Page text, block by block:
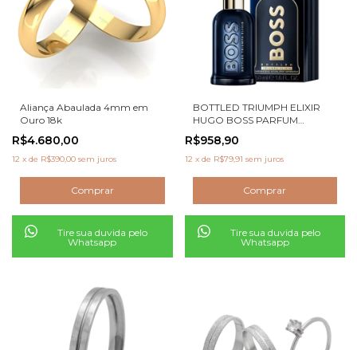
Aliança Abaulada 4mm em
Ouro 18k
R$4.680,00
12 x de R$390,00 sem juros
Tire sua duvida pelo
Whatsapp
BOTTLED TRIUMPH ELIXIR
HUGO BOSS PARFUM
INTENSE MASC 50ml
R$958,90
12 x de R$79,91 sem juros
Tire sua duvida pelo
Whatsapp